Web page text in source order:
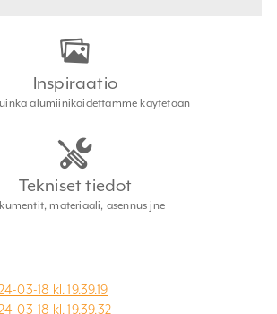
Inspiraatio
alumiinikaidettamme käytetään
Tekniset tiedot
materiaali, asennus jne